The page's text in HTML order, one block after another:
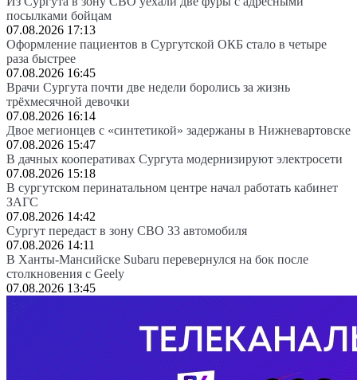
посылками бойцам
07.08.2026 17:13
Оформление пациентов в Сургутской ОКБ стало в четыре
раза быстрее
07.08.2026 16:45
Врачи Сургута почти две недели боролись за жизнь
трёхмесячной девочки
07.08.2026 16:14
Двое мегионцев с «синтетикой» задержаны в Нижневартовске
07.08.2026 15:47
В дачных кооперативах Сургута модернизируют электросети
07.08.2026 15:18
В сургутском перинатальном центре начал работать кабинет
ЗАГС
07.08.2026 14:42
Сургут передаст в зону СВО 33 автомобиля
07.08.2026 14:11
В Ханты-Мансийске Subaru перевернулся на бок после
столкновения с Geely
07.08.2026 13:45